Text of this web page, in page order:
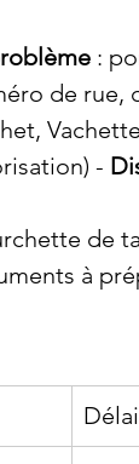
:
de rue,
-
de
à